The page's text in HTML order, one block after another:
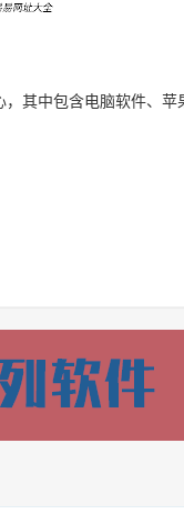
其中包含电脑软件、